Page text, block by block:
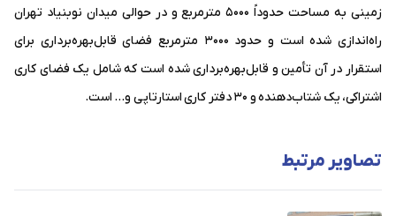
زمینی به مساحت حدوداً ۵۰۰۰ مترمربع و در حوالی میدان نوبنیاد تهران
راه‌اندازی شده است و حدود ۳۰۰۰ مترمربع فضای قابل‌بهره‌برداری برای
استقرار در آن تأمین و قابل‌بهره‌برداری شده است که شامل یک فضای کاری
اشتراکی، یک شتاب‌دهنده و ۳۰ دفتر کاری استارتاپی و... است.
تصاویر مرتبط